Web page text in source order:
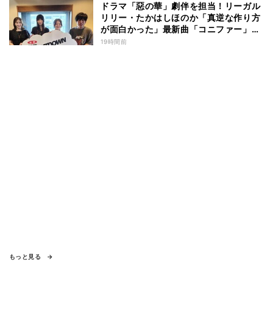
ドラマ「惡の華」劇伴を担当！リーガル
リリー・たかはしほのか「真逆な作り方
が面白かった」最新曲「コニファー」制
作秘話も
19時間前
もっと見る